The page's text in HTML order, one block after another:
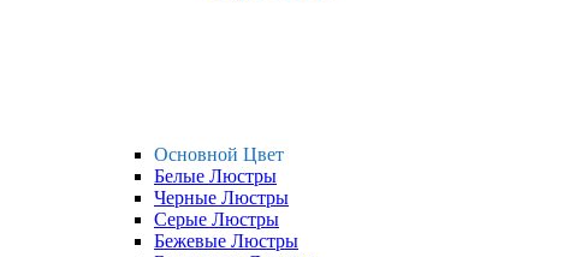
Основной Цвет
Белые Люстры
Черные Люстры
Серые Люстры
Бежевые Люстры